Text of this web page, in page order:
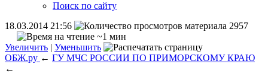
Поиск по сайту
18.03.2014 21:56
2957
~1 мин
Увеличить | Уменьшить
ОБЖ.ру ← ГУ МЧС РОССИИ ПО ПРИМОРСКОМУ КРАЮ
←